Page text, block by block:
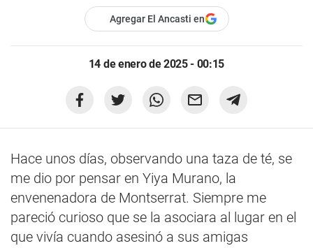
Agregar El Ancasti en
14 de enero de 2025 - 00:15
Hace unos días, observando una taza de té, se
me dio por pensar en Yiya Murano, la
envenenadora de Montserrat. Siempre me
pareció curioso que se la asociara al lugar en el
que vivía cuando asesinó a sus amigas